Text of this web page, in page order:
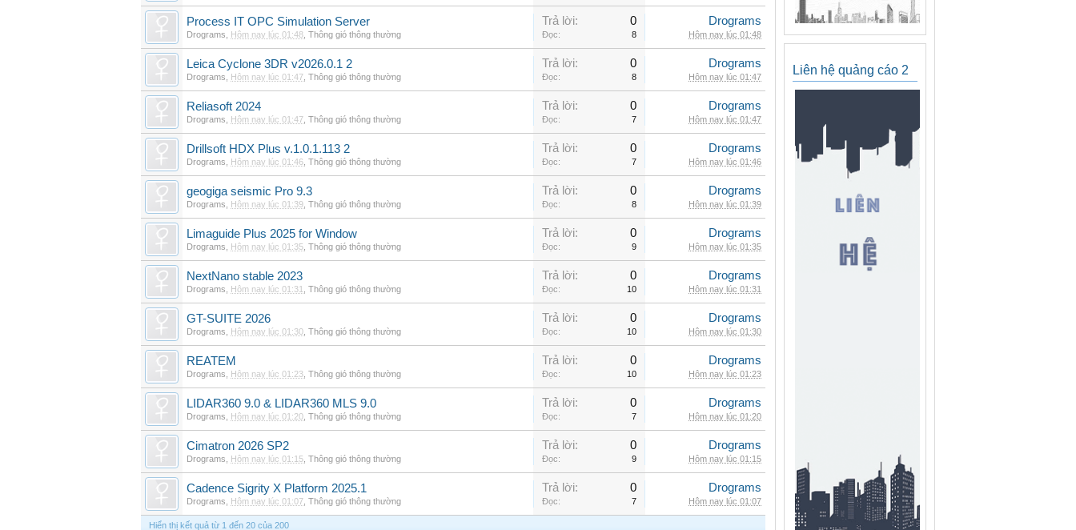
Process IT OPC Simulation Server
Drograms Hôm nay lúc 01:48 Thông gió thông thường
Trả lời: 0
Đọc: 8
Drograms
Hôm nay lúc 01:48
Leica Cyclone 3DR v2026.0.1 2
Drograms Hôm nay lúc 01:47 Thông gió thông thường
Trả lời: 0
Đọc: 8
Drograms
Hôm nay lúc 01:47
Reliasoft 2024
Drograms Hôm nay lúc 01:47 Thông gió thông thường
Trả lời: 0
Đọc: 7
Drograms
Hôm nay lúc 01:47
Drillsoft HDX Plus v.1.0.1.113 2
Drograms Hôm nay lúc 01:46 Thông gió thông thường
Trả lời: 0
Đọc: 7
Drograms
Hôm nay lúc 01:46
geogiga seismic Pro 9.3
Drograms Hôm nay lúc 01:39 Thông gió thông thường
Trả lời: 0
Đọc: 8
Drograms
Hôm nay lúc 01:39
Limaguide Plus 2025 for Window
Drograms Hôm nay lúc 01:35 Thông gió thông thường
Trả lời: 0
Đọc: 9
Drograms
Hôm nay lúc 01:35
NextNano stable 2023
Drograms Hôm nay lúc 01:31 Thông gió thông thường
Trả lời: 0
Đọc: 10
Drograms
Hôm nay lúc 01:31
GT-SUITE 2026
Drograms Hôm nay lúc 01:30 Thông gió thông thường
Trả lời: 0
Đọc: 10
Drograms
Hôm nay lúc 01:30
REATEM
Drograms Hôm nay lúc 01:23 Thông gió thông thường
Trả lời: 0
Đọc: 10
Drograms
Hôm nay lúc 01:23
LIDAR360 9.0 & LIDAR360 MLS 9.0
Drograms Hôm nay lúc 01:20 Thông gió thông thường
Trả lời: 0
Đọc: 7
Drograms
Hôm nay lúc 01:20
Cimatron 2026 SP2
Drograms Hôm nay lúc 01:15 Thông gió thông thường
Trả lời: 0
Đọc: 9
Drograms
Hôm nay lúc 01:15
Cadence Sigrity X Platform 2025.1
Drograms Hôm nay lúc 01:07 Thông gió thông thường
Trả lời: 0
Đọc: 7
Drograms
Hôm nay lúc 01:07
Hiển thị kết quả từ 1 đến 20 của 200
Liên hệ quảng cáo 2